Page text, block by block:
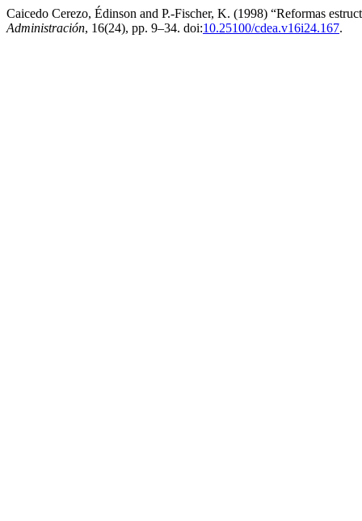
Caicedo Cerezo, Édinson and P.-Fischer, K. (1998) “Reformas
Administración, 16(24), pp. 9–34. doi:10.25100/cdea.v16i24.167.